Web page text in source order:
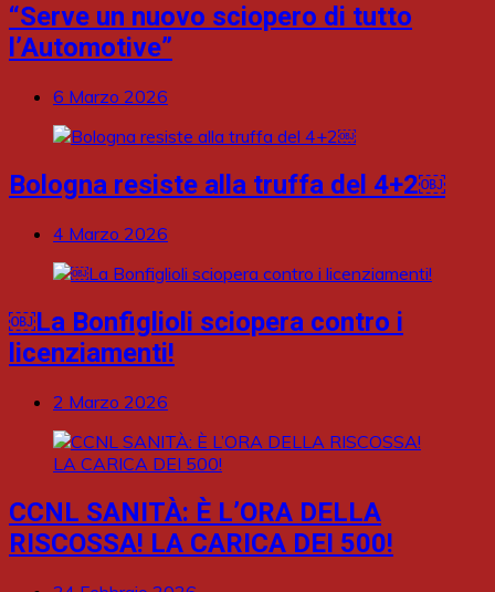
“Serve un nuovo sciopero di tutto
l’Automotive”
6 Marzo 2026
Bologna resiste alla truffa del 4+2￼
4 Marzo 2026
￼La Bonfiglioli sciopera contro i
licenziamenti!
2 Marzo 2026
CCNL SANITÀ: È L’ORA DELLA
RISCOSSA! LA CARICA DEI 500!